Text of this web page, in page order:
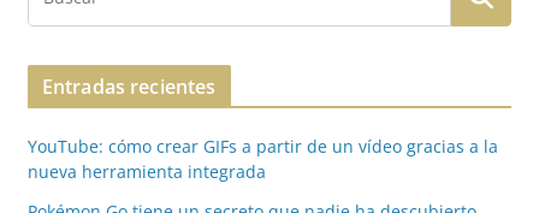
Entradas recientes
YouTube: cómo crear GIFs a partir de un vídeo gracias a la
nueva herramienta integrada